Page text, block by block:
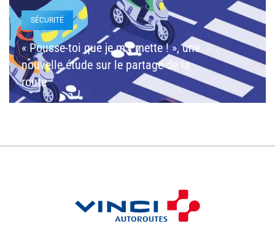
SÉCURITÉ
« Pousse-toi que je m’y mette ! », une
nouvelle étude sur le partage de la
route